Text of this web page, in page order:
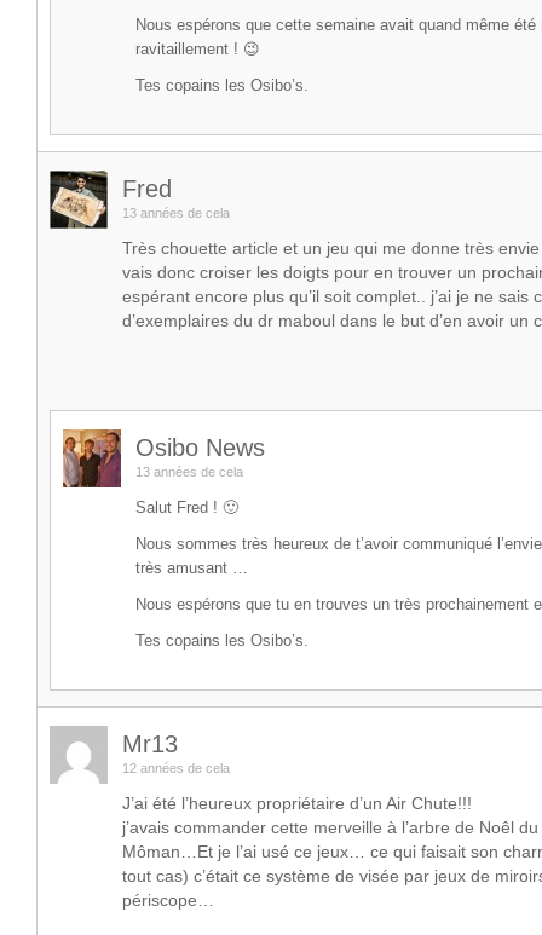
Nous espérons que cette semaine avait quand même été
ravitaillement ! 😉
Tes copains les Osibo’s.
Fred
13 années de cela
Très chouette article et un jeu qui me donne très envie
vais donc croiser les doigts pour en trouver un
espérant encore plus qu’il soit complet.. j’ai je ne sais
d’exemplaires du dr maboul dans le but d’en avoir un
Osibo News
13 années de cela
Salut Fred ! 🙂
Nous sommes très heureux de t’avoir communiqué
très amusant …
Nous espérons que tu en trouves un très
Tes copains les Osibo’s.
Mr13
12 années de cela
J’ai été l’heureux propriétaire d’un Air Chute!!!
j’avais commander cette merveille à l’arbre de Noêl
Môman…Et je l’ai usé ce jeux… ce qui faisait son
tout cas) c’était ce système de visée par jeux de
périscope…